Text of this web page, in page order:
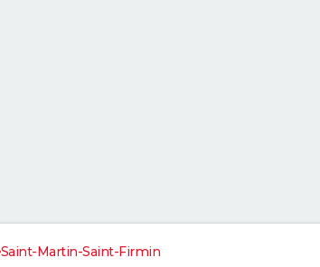
Saint-Martin-Saint-Firmin